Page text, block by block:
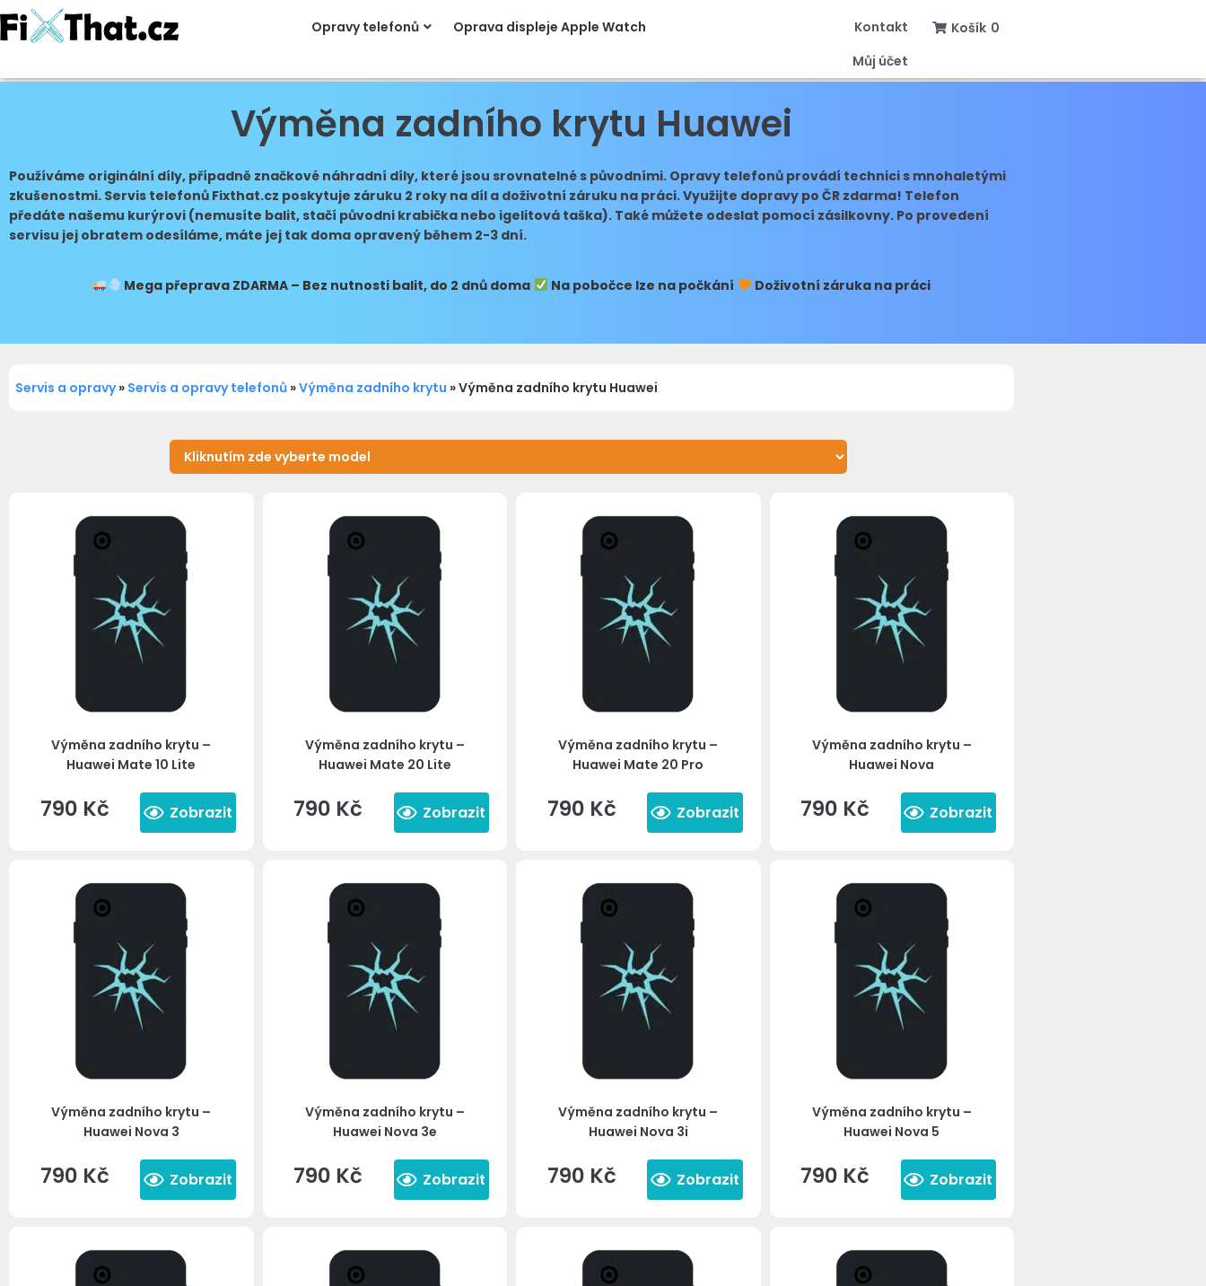
Opravy telefonů Oprava displeje Apple Watch
Kontakt
Můj účet
Košík 0
Výměna zadního krytu Huawei
Používáme originální díly, případně značkové náhradní díly, které jsou srovnatelné s původními. Opravy telefonů provádí technici s mnohaletými
zkušenostmi. Servis telefonů Fixthat.cz poskytuje záruku 2 roky na díl a doživotní záruku na práci. Využijte dopravy po ČR zdarma! Telefon
předáte našemu kurýrovi (nemusíte balit, stačí původni krabička nebo igelitová taška). Také můžete odeslat pomocí zásilkovny. Po provedení
servisu jej obratem odesíláme, máte jej tak doma opravený během 2-3 dní.
Mega přeprava ZDARMA – Bez nutnosti balit, do 2 dnů doma Na pobočce lze na počkání Doživotní záruka na práci
Servis a opravy» Servis a opravy telefonů »Výměna zadního krytu »Výměna zadního krytu Huawei
Výměna zadního krytu –
Huawei Mate 10 Lite
790 Kč Zobrazit
Výměna zadního krytu –
Huawei Mate 20 Lite
790 Kč Zobrazit
Výměna zadního krytu –
Huawei Mate 20 Pro
790 Kč Zobrazit
Výměna zadního krytu –
Huawei Nova
790 Kč Zobrazit
Výměna zadního krytu –
Huawei Nova 3
790 Kč Zobrazit
Výměna zadního krytu –
Huawei Nova 3e
790 Kč Zobrazit
Výměna zadního krytu –
Huawei Nova 3i
790 Kč Zobrazit
Výměna zadního krytu –
Huawei Nova 5
790 Kč Zobrazit